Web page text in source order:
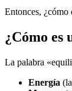
Entonces, ¿cómo
¿Cómo es
La palabra
Energía